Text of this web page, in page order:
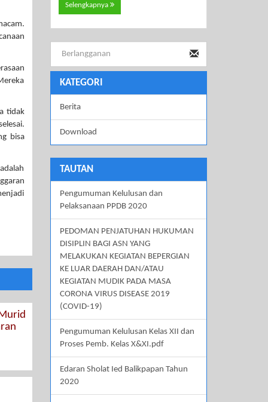
tidak
bisa
Selengkapnya
KATEGORI
Berita
Download
TAUTAN
Pengumuman Kelulusan dan
Pelaksanaan PPDB 2020
PEDOMAN PENJATUHAN HUKUMAN
DISIPLIN BAGI ASN YANG
MELAKUKAN KEGIATAN BEPERGIAN
KE LUAR DAERAH DAN/ATAU
KEGIATAN MUDIK PADA MASA
CORONA VIRUS DISEASE 2019
(COVID-19)
Pengumuman Kelulusan Kelas XII dan
Proses Pemb. Kelas X&XI.pdf
Edaran Sholat Ied Balikpapan Tahun
2020